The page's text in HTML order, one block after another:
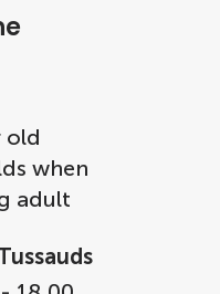
old
when
adult